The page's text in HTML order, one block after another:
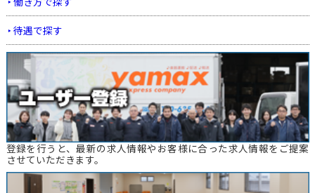
待遇で探す
登録を行うと、最新の求人情報やお客様に合った求人情報をご提案
させていただきます。